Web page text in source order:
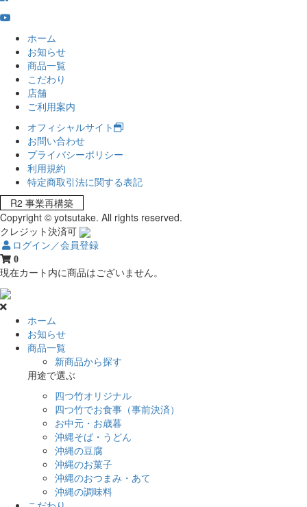
ホーム
お知らせ
商品一覧
こだわり
店舗
ご利用案内
オフィシャルサイト
お問い合わせ
プライバシーポリシー
利用規約
特定商取引法に関する表記
R2 事業再構築
Copyright © yotsutake. All rights reserved.
クレジット決済可
ログイン／会員登録
0
現在カート内に商品はございません。
ホーム
お知らせ
商品一覧
新商品から探す
用途で選ぶ
四つ竹オリジナル
四つ竹でお食事（事前決済）
お中元・お歳暮
沖縄そば・うどん
沖縄の豆腐
沖縄のお菓子
沖縄のおつまみ・あて
沖縄の調味料